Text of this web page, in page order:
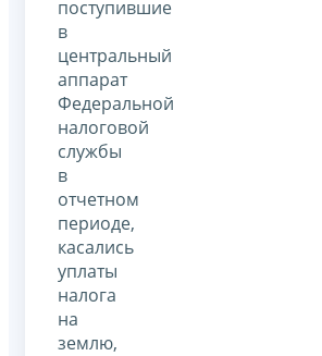
поступившие
в
центральный
аппарат
Федеральной
налоговой
службы
в
отчетном
периоде,
касались
уплаты
налога
на
землю,